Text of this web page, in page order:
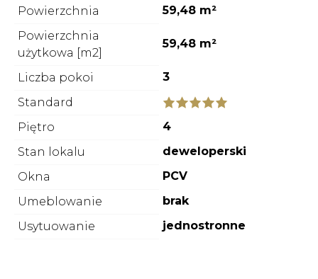
Powierzchnia
59,48 m²
Powierzchnia
użytkowa [m2]
59,48 m²
Liczba pokoi
3
Standard
Piętro
4
Stan lokalu
deweloperski
Okna
PCV
Umeblowanie
brak
Usytuowanie
jednostronne